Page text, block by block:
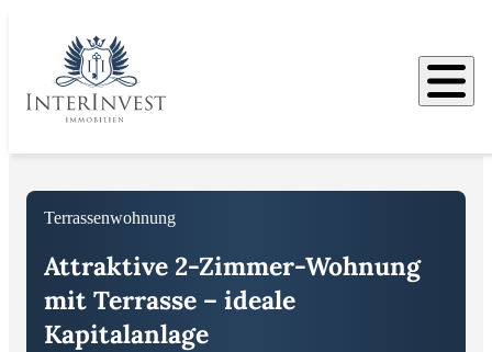
Bilder
Terrassenwohnung
Attraktive 2-Zimmer-Wohnung
mit Terrasse – ideale
Kapitalanlage